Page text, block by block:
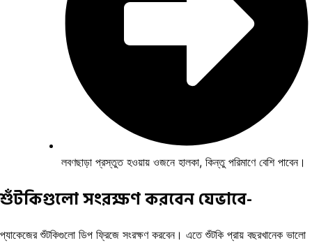
লবণছাড়া প্রস্তুত হওয়ায় ওজনে হালকা, কিন্তু পরিমাণে বেশি পাবেন।
শুঁটকিগুলো সংরক্ষণ করবেন যেভাবে-
প্যাকেজের শুঁটকিগুলো ডিপ ফ্রিজে সংরক্ষণ করবেন। এতে শুঁটকি প্রায় বছরখানেক ভালো